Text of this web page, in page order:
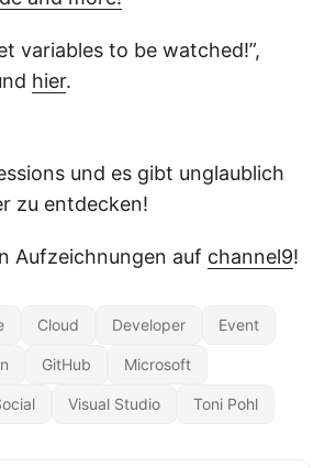
variables to be watched!”,
hier.
und es gibt unglaublich
zu entdecken!
Aufzeichnungen auf channel9!
Cloud Developer Event
GitHub Microsoft
Visual Studio Toni Pohl